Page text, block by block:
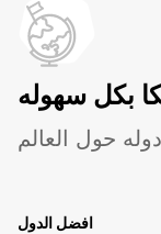
بكل سهوله
دوله حول العالم
افضل الدول